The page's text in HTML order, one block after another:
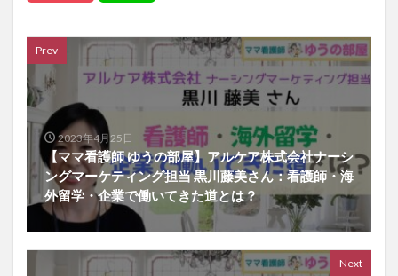
Prev
2023年4月25日
【ママ看護師 ゆうの部屋】アルケア株式会社ナーシ
ングマーケティング担当 黒川藤美さん：看護師・海
外留学・企業で働いてきた道とは？
Next